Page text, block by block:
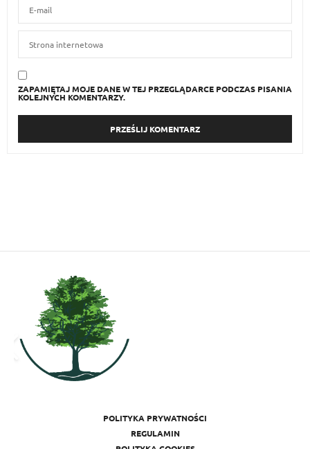
ZAPAMIĘTAJ MOJE DANE W TEJ PRZEGLĄDARCE PODCZAS PISANIA
KOLEJNYCH KOMENTARZY.
POLITYKA PRYWATNOŚCI
REGULAMIN